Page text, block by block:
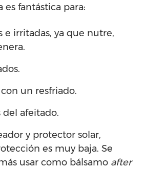
es fantástica para:
e irritadas, ya que nutre,
un resfriado.
del afeitado.
y protector solar,
es muy baja. Se
usar como bálsamo after